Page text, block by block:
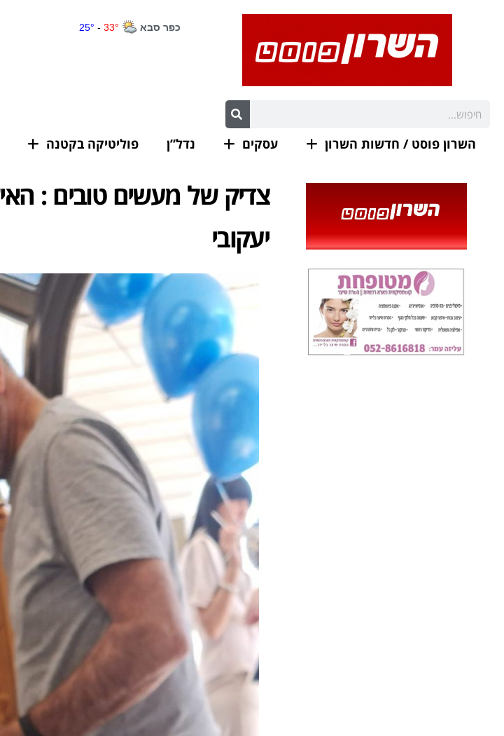
השרון פוסט / חדשות השרון עסקים נדל”ן פוליטיקה בקטנה
צדיק של מעשים טובים :
יעקובי